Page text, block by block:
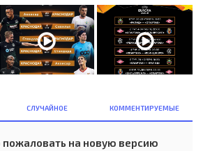
СЛУЧАЙНОЕ КОММЕНТИРУЕМЫЕ
пожаловать на новую версию